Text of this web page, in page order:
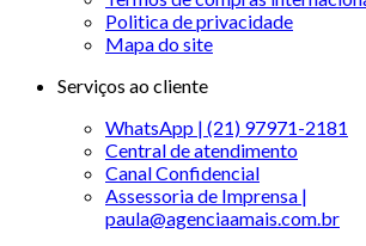
Politica de privacidade
Mapa do site
Serviços ao cliente
WhatsApp | (21) 97971-2181
Central de atendimento
Canal Confidencial
Assessoria de Imprensa |
paula@agenciaamais.com.br